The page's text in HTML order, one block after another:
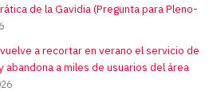
de la Gavidia (Pregunta para Pleno-
a recortar en verano el servicio de
a miles de usuarios del área